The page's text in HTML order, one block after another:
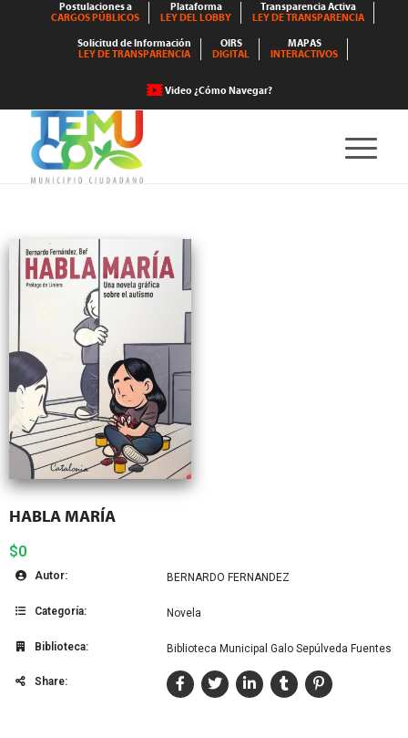
Postulaciones a
CARGOS PÚBLICOS
Plataforma
LEY DEL LOBBY
Transparencia Activa
LEY DE TRANSPARENCIA
Solicitud de Información
LEY DE TRANSPARENCIA
OIRS
DIGITAL
MAPAS
INTERACTIVOS
Video ¿Cómo Navegar?
HABLA MARÍA
$0
Autor: BERNARDO FERNANDEZ
Categoría: Novela
Biblioteca: Biblioteca Municipal Galo Sepúlveda Fuentes
Share: